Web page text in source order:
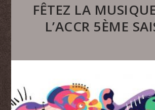
FÊTEZ LA
L’ACCR 5ÈME